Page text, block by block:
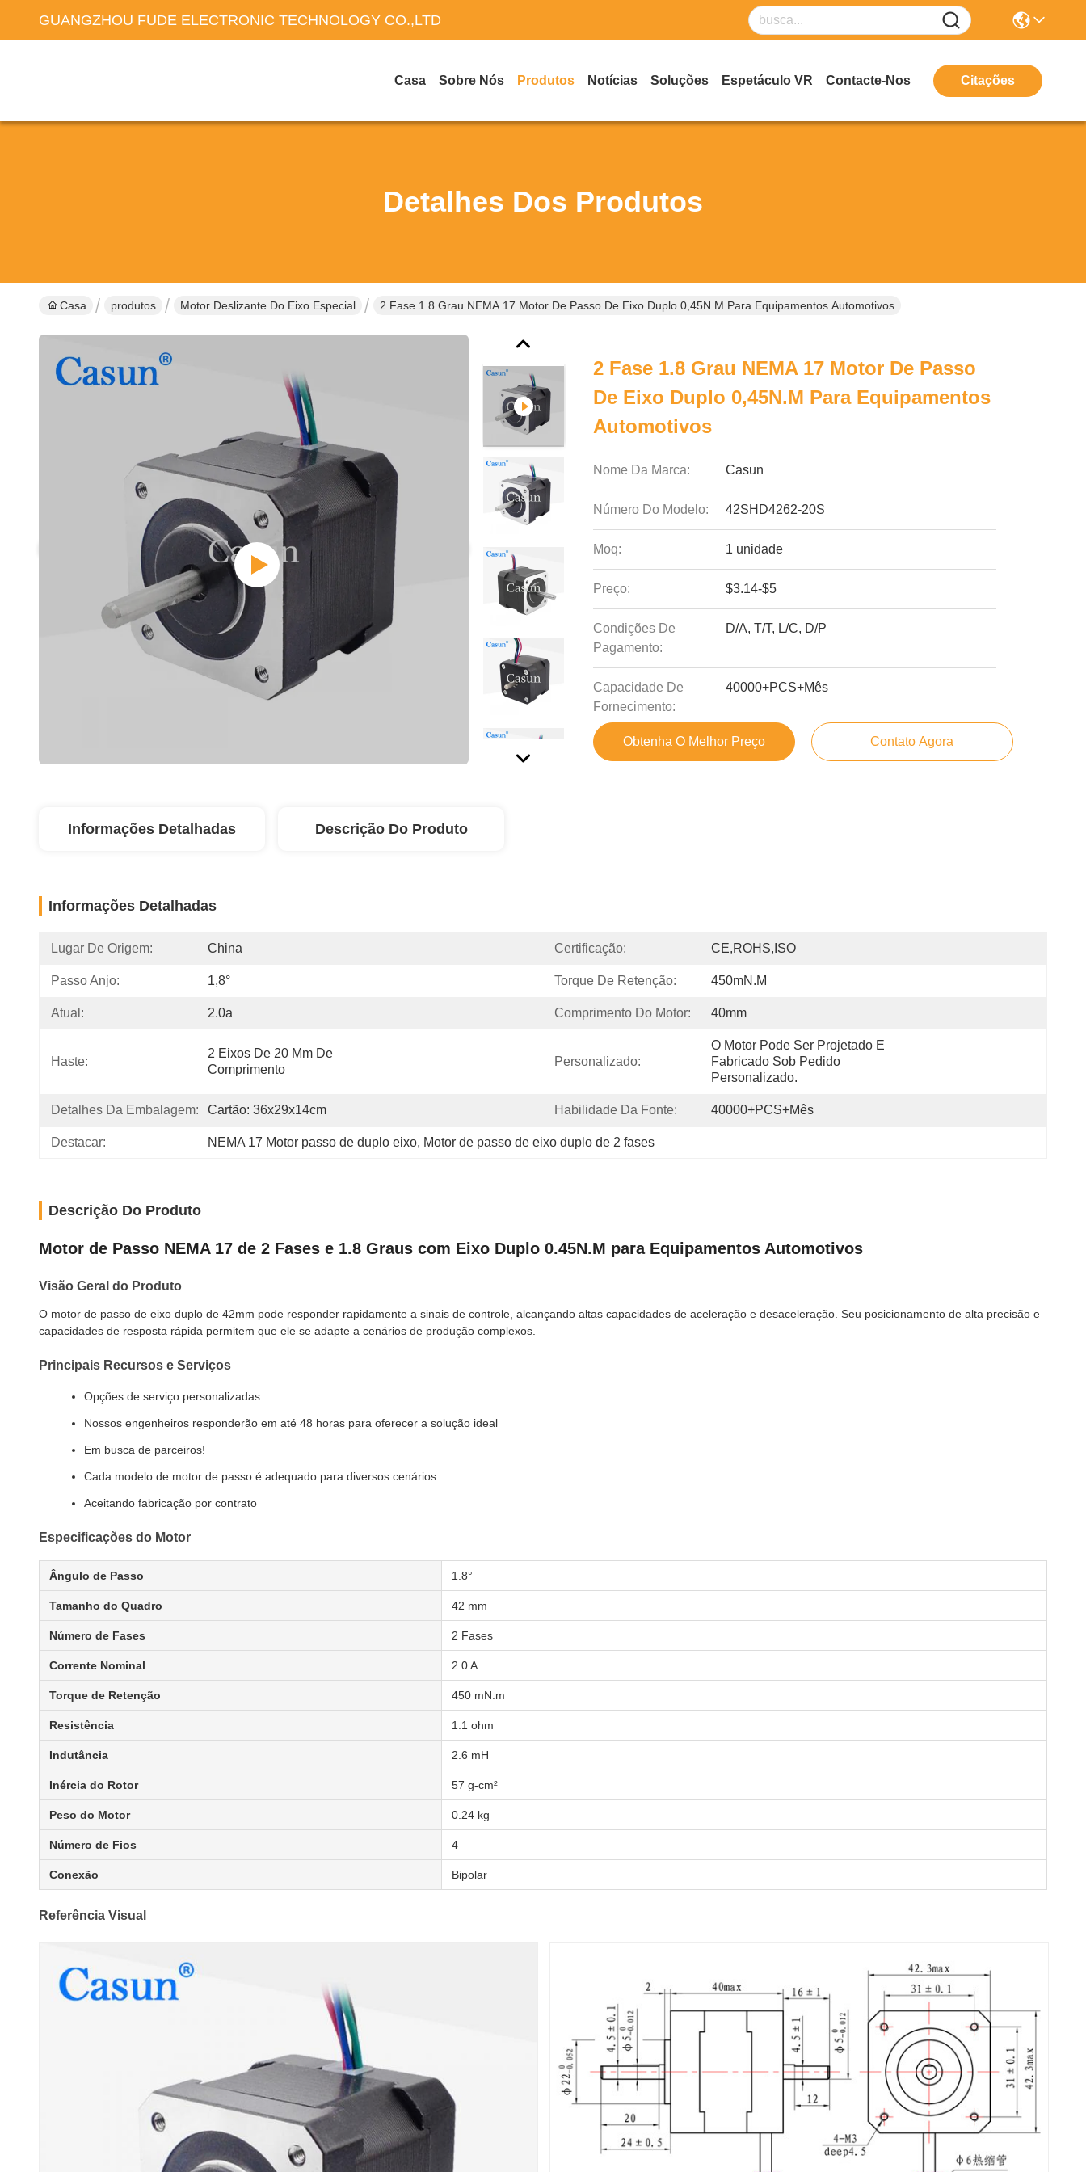
GUANGZHOU FUDE ELECTRONIC TECHNOLOGY CO.,LTD
Casa Sobre Nós Produtos Notícias Soluções Espetáculo VR Contacte-Nos Citações
Detalhes Dos Produtos
Casa produtos Motor Deslizante Do Eixo Especial 2 Fase 1.8 Grau NEMA 17 Motor De Passo De Eixo Duplo 0,45N.M Para Equipamentos Automotivos
2 Fase 1.8 Grau NEMA 17 Motor De Passo
De Eixo Duplo 0,45N.M Para Equipamentos
Automotivos
Nome Da Marca: Casun
Número Do Modelo: 42SHD4262-20S
Moq: 1 unidade
Preço: $3.14-$5
Condições De
Pagamento:
D/A, T/T, L/C, D/P
Capacidade De
Fornecimento:
40000+PCS+Mês
Obtenha O Melhor Preço Contato Agora
Informações Detalhadas Descrição Do Produto
Informações Detalhadas
Lugar De Origem: China Certificação: CE,ROHS,ISO
Passo Anjo: 1,8° Torque De Retenção: 450mN.m
Atual: 2.0a Comprimento Do Motor: 40mm
Haste:
2 Eixos De 20 Mm De
Comprimento
Personalizado:
O Motor Pode Ser Projetado E
Fabricado Sob Pedido
Personalizado.
Detalhes Da Embalagem: Cartão: 36x29x14cm Habilidade Da Fonte: 40000+PCS+Mês
Destacar: NEMA 17 Motor passo de duplo eixo, Motor de passo de eixo duplo de 2 fases
Descrição Do Produto
Motor de Passo NEMA 17 de 2 Fases e 1.8 Graus com Eixo Duplo 0.45N.M para Equipamentos Automotivos
Visão Geral do Produto
O motor de passo de eixo duplo de 42mm pode responder rapidamente a sinais de controle, alcançando altas capacidades de aceleração e desaceleração. Seu posicionamento de alta precisão e
capacidades de resposta rápida permitem que ele se adapte a cenários de produção complexos.
Principais Recursos e Serviços
Opções de serviço personalizadas
Nossos engenheiros responderão em até 48 horas para oferecer a solução ideal
Em busca de parceiros!
Cada modelo de motor de passo é adequado para diversos cenários
Aceitando fabricação por contrato
Especificações do Motor
Ângulo de Passo 1.8°
Tamanho do Quadro 42 mm
Número de Fases 2 Fases
Corrente Nominal 2.0 A
Torque de Retenção 450 mN.m
Resistência 1.1 ohm
Indutância 2.6 mH
Inércia do Rotor 57 g-cm²
Peso do Motor 0.24 kg
Número de Fios 4
Conexão Bipolar
Referência Visual